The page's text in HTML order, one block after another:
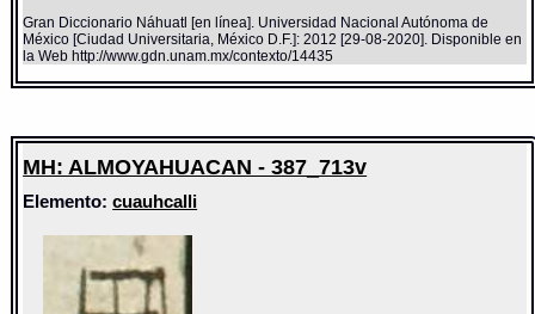
Gran Diccionario Náhuatl [en línea]. Universidad Nacional Autónoma de
México [Ciudad Universitaria, México D.F.]: 2012 [29-08-2020]. Disponible en
la Web http://www.gdn.unam.mx/contexto/14435
MH: ALMOYAHUACAN - 387_713v
Elemento:cuauhcalli